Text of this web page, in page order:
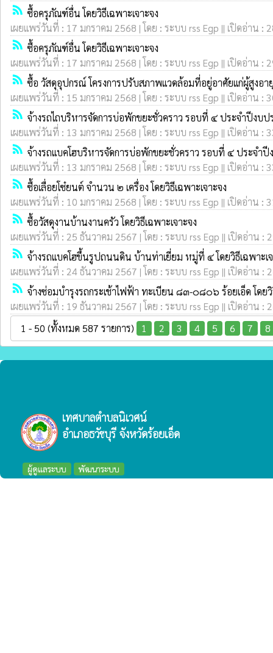
rss_feed ซื้อครุภัณฑ์อื่น โดยวิธีเฉพาะเจาะจง
เผยแพร่วันที่ : 17 มกราคม 2568 | โดย : ระบบ rss Egp || เปิดอ่าน :
rss_feed ซื้อครุภัณฑ์อื่น โดยวิธีเฉพาะเจาะจง
เผยแพร่วันที่ : 17 มกราคม 2568 | โดย : ระบบ rss Egp || เปิดอ่าน :
rss_feed ซื้อ วัสดุอุปกรณ์ โครงการปรับสภาพแวดล้อมที่อยู่อาศัยแก่ผู้สูงอายุ
เผยแพร่วันที่ : 15 มกราคม 2568 | โดย : ระบบ rss Egp || เปิดอ่าน :
rss_feed จ้างรถไถบริหารจัดการบ่อพักขยะชั่วคราว รอบที่ ๔ ประจำปีงบ
เผยแพร่วันที่ : 13 มกราคม 2568 | โดย : ระบบ rss Egp || เปิดอ่าน :
rss_feed จ้างรถแบคโฮบริหารจัดการบ่อพักขยะชั่วคราว รอบที่ ๔ ประจำ
เผยแพร่วันที่ : 13 มกราคม 2568 | โดย : ระบบ rss Egp || เปิดอ่าน :
rss_feed ซื้อเลื่อยโซ๋ยนต์ จำนวน ๒ เครื่อง โดยวิธีเฉพาะเจาะจง
เผยแพร่วันที่ : 10 มกราคม 2568 | โดย : ระบบ rss Egp || เปิดอ่าน :
rss_feed ซื้อวัสดุงานบ้านงานครัว โดยวิธีเฉพาะเจาะจง
เผยแพร่วันที่ : 25 ธันวาคม 2567 | โดย : ระบบ rss Egp || เปิดอ่าน :
rss_feed จ้างรถแบคโฮขึ้นรูปถนนดิน บ้านท่าเยี่ยม หมู่ที่ ๔ โดยวิธีเฉพาะเ
เผยแพร่วันที่ : 24 ธันวาคม 2567 | โดย : ระบบ rss Egp || เปิดอ่าน :
rss_feed จ้างซ่อมบำรุงรถกระเช้าไฟฟ้า ทะเบียน ๘๓-๐๘๐๖ ร้อยเอ็ด โดยวิ
เผยแพร่วันที่ : 19 ธันวาคม 2567 | โดย : ระบบ rss Egp || เปิดอ่าน :
1 - 50 (ทั้งหมด 587 รายการ)
1 2 3 4 5 6 7 8
เทศบาลตำบลนิเวศน์
อำเภอธวัชบุรี จังหวัดร้อยเอ็ด
ผู้ดูแลระบบ พัฒนาระบบ